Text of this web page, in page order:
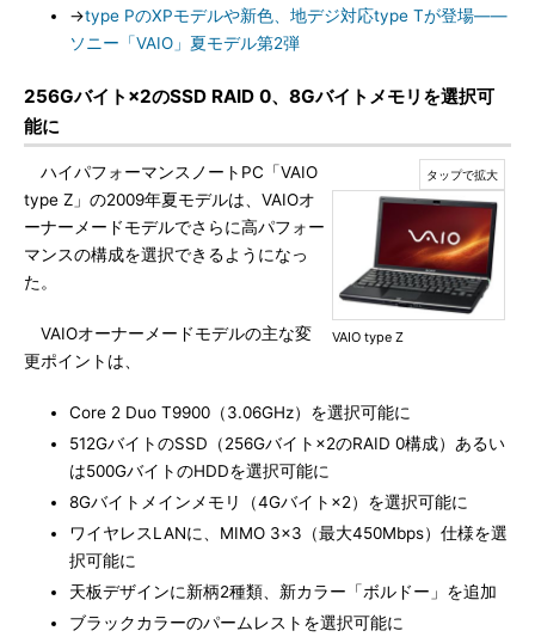
→type PのXPモデルや新色、地デジ対応type Tが登場――
ソニー「VAIO」夏モデル第2弾
256Gバイト×2のSSD RAID 0、8Gバイトメモリを選択可
能に
VAIO type Z
ハイパフォーマンスノートPC「VAIO
type Z」の2009年夏モデルは、VAIOオ
ーナーメードモデルでさらに高パフォー
マンスの構成を選択できるようになっ
た。
VAIOオーナーメードモデルの主な変
更ポイントは、
Core 2 Duo T9900（3.06GHz）を選択可能に
512GバイトのSSD（256Gバイト×2のRAID 0構成）あるい
は500GバイトのHDDを選択可能に
8Gバイトメインメモリ（4Gバイト×2）を選択可能に
ワイヤレスLANに、MIMO 3×3（最大450Mbps）仕様を選
択可能に
天板デザインに新柄2種類、新カラー「ボルドー」を追加
ブラックカラーのパームレストを選択可能に